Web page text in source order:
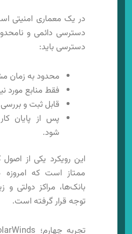
در یک معماری امنیتی
دسترسی دائمی و
دسترسی باید:
محدود به
فقط منابع مورد
قابل ثبت و
پس از پایان
شود.
این رویکرد یکی از
ممتاز است که
بانک‌ها، مراکز دولتی
توجه قرار گرفته است.